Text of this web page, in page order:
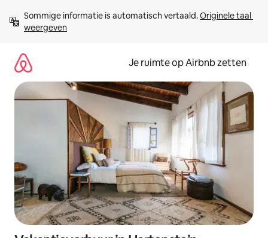
direct
naar
Sommige informatie is automatisch vertaald. Originele taal
weergeven
Je ruimte op Airbnb zetten